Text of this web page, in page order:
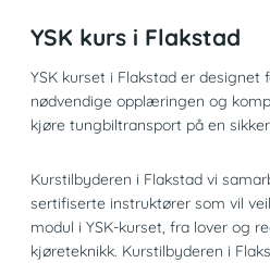
YSK kurs i Flakstad
YSK kurset i Flakstad er designet
nødvendige opplæringen og
kjøre tungbiltransport på en
Kurstilbyderen i Flakstad vi
sertifiserte instruktører som vil
modul i YSK-kurset, fra lover og
kjøreteknikk. Kurstilbyderen i